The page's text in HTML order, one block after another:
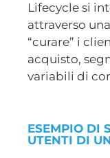
Lifecycle si
attraverso
“curare” i
acquisto,
variabili di
ESEMPIO DI
UTENTI DI